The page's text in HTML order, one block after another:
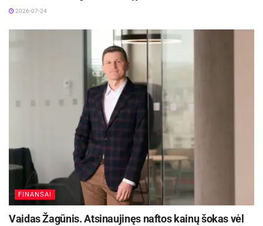
Pastačius draudžiamuosius kelio ženklus „Ribota
masė“, Panevėžio apskrities vyriausiojo policijos
komisariato Biržų rajono policijos komisariato
pareigūnai prašomi kontroliuoti įsakymo
Biržų rajono savivaldybės informacija
2026-07-24
FINANSAI
Vaidas Žagūnis. Atsinaujinęs naftos kainų šokas vėl